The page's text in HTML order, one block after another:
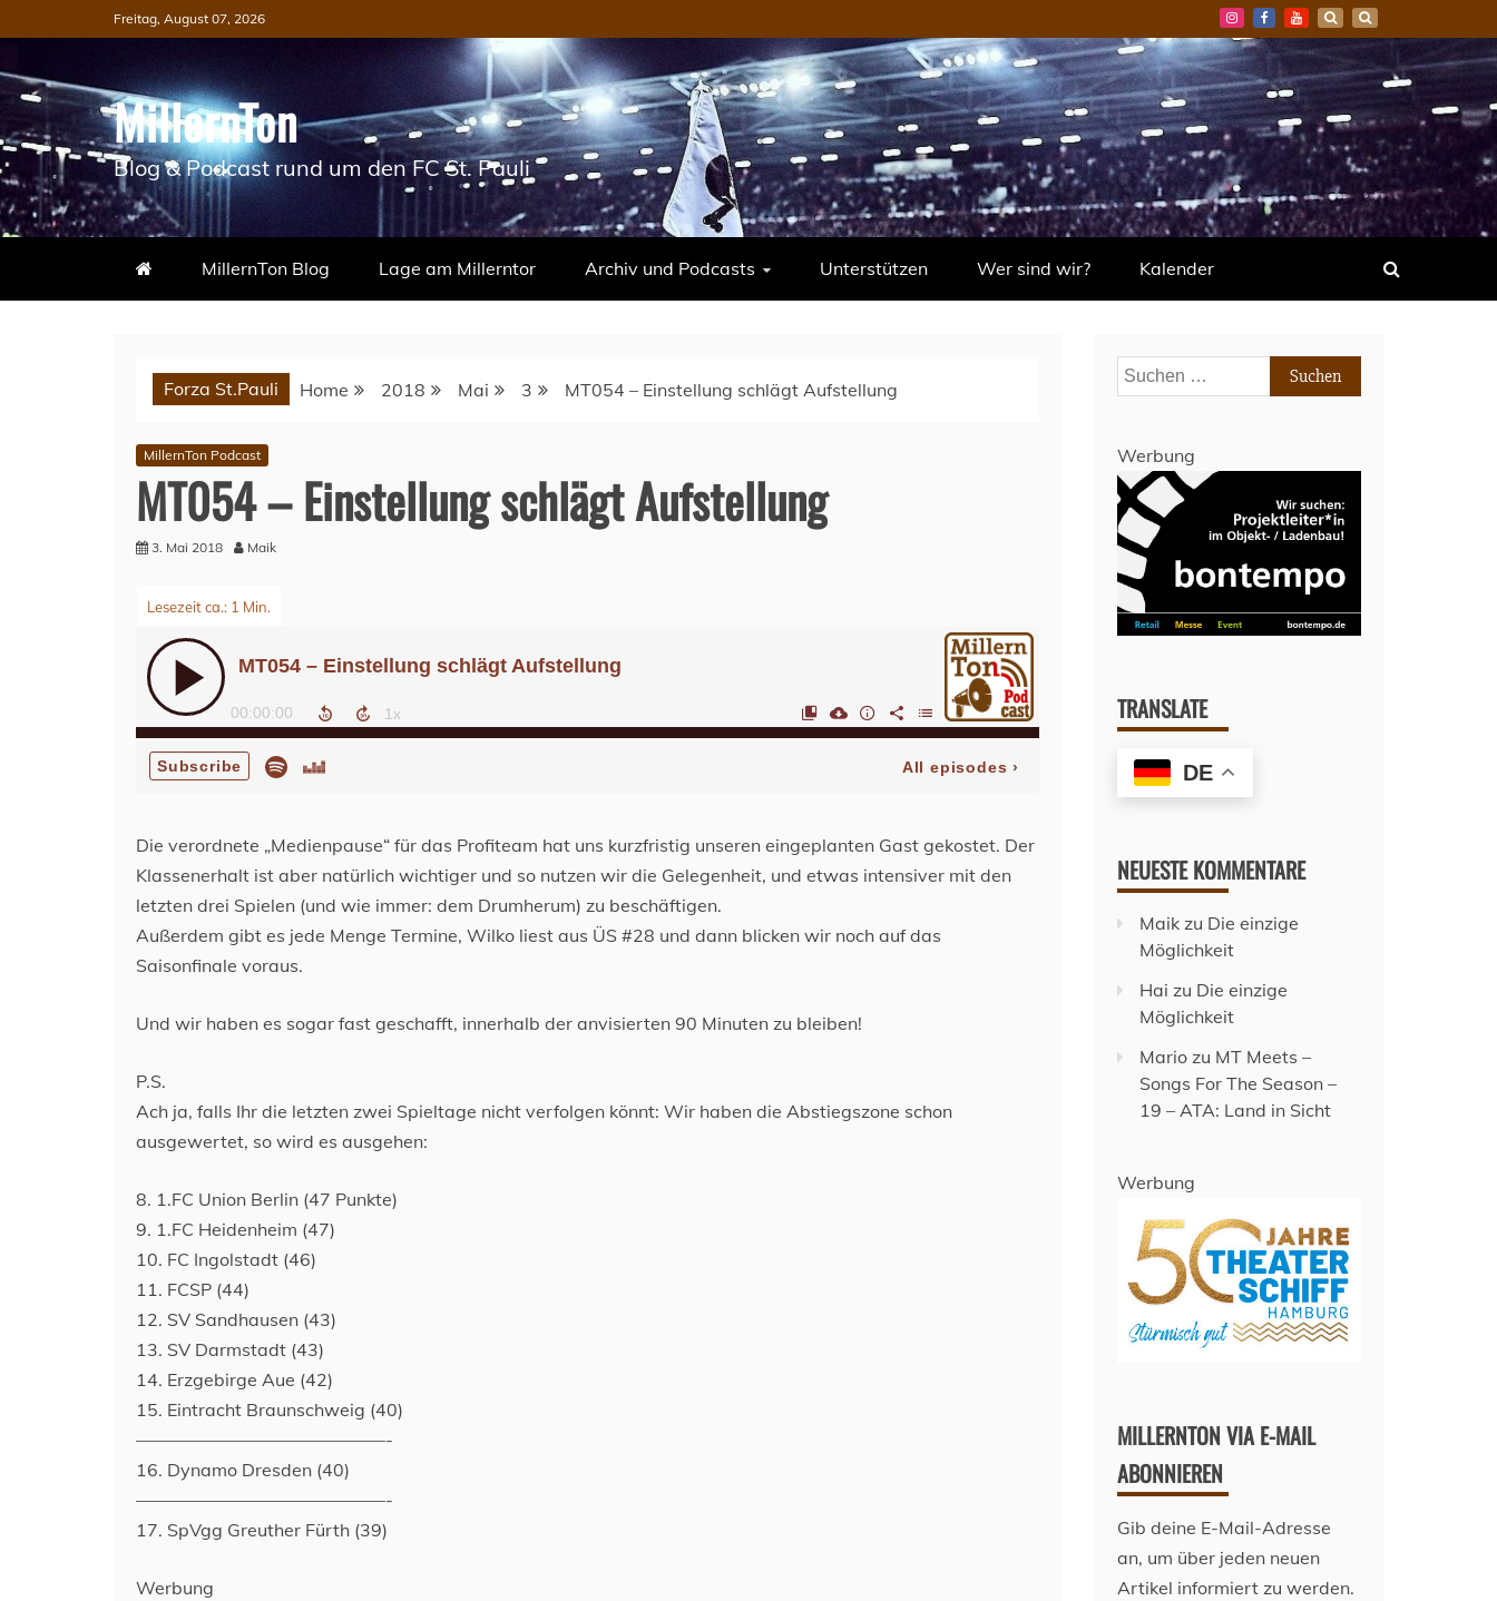
to
content
Freitag, August 07, 2026
MillernTon
Blog & Podcast rund um den FC St. Pauli
MillernTon Blog Lage am Millerntor Archiv und Podcasts Unterstützen Wer sind wir? Kalender
Forza St.Pauli Home 2018 Mai 3 MT054 – Einstellung schlägt Aufstellung
MillernTon Podcast
MT054 – Einstellung schlägt Aufstellung
3. Mai 2018 Maik
Die verordnete „Medienpause“ für das Profiteam hat uns kurzfristig unseren eingeplanten Gast gekostet. Der
Klassenerhalt ist aber natürlich wichtiger und so nutzen wir die Gelegenheit, und etwas intensiver mit den
letzten drei Spielen (und wie immer: dem Drumherum) zu beschäftigen.
Außerdem gibt es jede Menge Termine, Wilko liest aus ÜS #28 und dann blicken wir noch auf das
Saisonfinale voraus.
Und wir haben es sogar fast geschafft, innerhalb der anvisierten 90 Minuten zu bleiben!
P.S.
Ach ja, falls Ihr die letzten zwei Spieltage nicht verfolgen könnt: Wir haben die Abstiegszone schon
ausgewertet, so wird es ausgehen:
8. 1.FC Union Berlin (47 Punkte)
9. 1.FC Heidenheim (47)
10. FC Ingolstadt (46)
11. FCSP (44)
12. SV Sandhausen (43)
13. SV Darmstadt (43)
14. Erzgebirge Aue (42)
15. Eintracht Braunschweig (40)
——————————————-
16. Dynamo Dresden (40)
——————————————-
17. SpVgg Greuther Fürth (39)
Werbung
Suchen
nach:
Werbung
TRANSLATE
DE
NEUESTE KOMMENTARE
Maik zu Die einzige
Möglichkeit
Hai zu Die einzige
Möglichkeit
Mario zu MT Meets –
Songs For The Season –
19 – ATA: Land in Sicht
Werbung
MILLERNTON VIA E-MAIL
ABONNIEREN
Gib deine E-Mail-Adresse
an, um über jeden neuen
Artikel informiert zu werden.